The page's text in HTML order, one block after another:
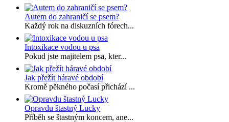
Autem do zahraničí se psem?
Každý rok na diskuzních fórech...
Intoxikace vodou u psa
Pokud jste majitelem psa, kter...
Jak přežít háravé období
Kromě pěkného počasí přichází ...
Opravdu štastný Lucky
Příběh se štastným koncem, ane...